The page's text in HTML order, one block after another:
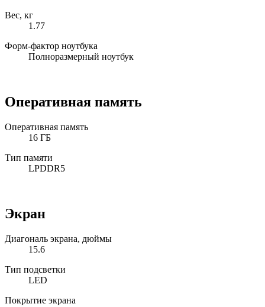
Вес, кг
1.77
Форм-фактор ноутбука
Полноразмерный ноутбук
Оперативная память
Оперативная память
16 ГБ
Тип памяти
LPDDR5
Экран
Диагональ экрана, дюймы
15.6
Тип подсветки
LED
Покрытие экрана